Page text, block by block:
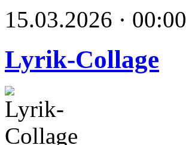
15.03.2026 · 00:00
Lyrik-Collage